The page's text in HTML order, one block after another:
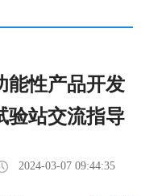
能性产品开发
验站交流指导
2024-03-07 09:44:35